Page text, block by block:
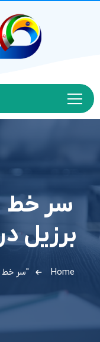
سر خط
برزیل
Home "سر خط